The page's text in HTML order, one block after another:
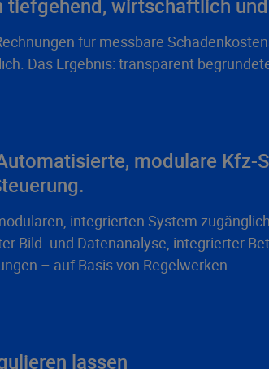
wirtschaftlich
für messbare
Das Ergebnis: transparent
modulare Kfz-
integrierten System
Bild- und Datenanalyse, integrierter
– auf Basis von Regelwerken.
lassen